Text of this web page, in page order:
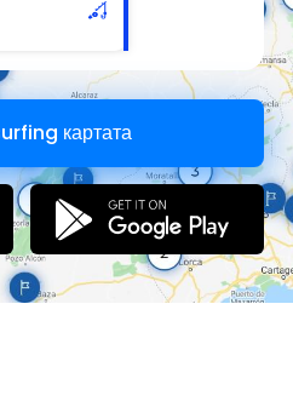
картата